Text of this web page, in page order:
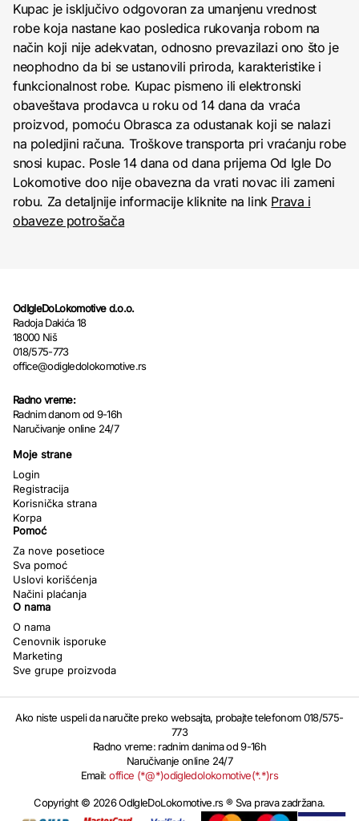
Kupac je isključivo odgovoran za umanjenu vrednost
robe koja nastane kao posledica rukovanja robom na
način koji nije adekvatan, odnosno prevazilazi ono što je
neophodno da bi se ustanovili priroda, karakteristike i
funkcionalnost robe. Kupac pismeno ili elektronski
obaveštava prodavca u roku od 14 dana da vraća
proizvod, pomoću Obrasca za odustanak koji se nalazi
na poledjini računa. Troškove transporta pri vraćanju robe
snosi kupac. Posle 14 dana od dana prijema Od Igle Do
Lokomotive doo nije obavezna da vrati novac ili zameni
robu. Za detaljnije informacije kliknite na link Prava i
obaveze potrošača
OdIgleDoLokomotive d.o.o.
Radoja Dakića 18
18000 Niš
018/575-773
office@odigledolokomotive.rs
Radno vreme:
Radnim danom od 9-16h
Naručivanje online 24/7
Moje strane
Login
Registracija
Korisnička strana
Korpa
Pomoć
Za nove posetioce
Sva pomoć
Uslovi korišćenja
Načini plaćanja
O nama
O nama
Cenovnik isporuke
Marketing
Sve grupe proizvoda
Ako niste uspeli da naručite preko websajta, probajte telefonom 018/575-
773
Radno vreme: radnim danima od 9-16h
Naručivanje online 24/7
Email:office (*@*)odigledolokomotive(*.*)rs
Copyright © 2026 OdIgleDoLokomotive.rs ® Sva prava zadržana.